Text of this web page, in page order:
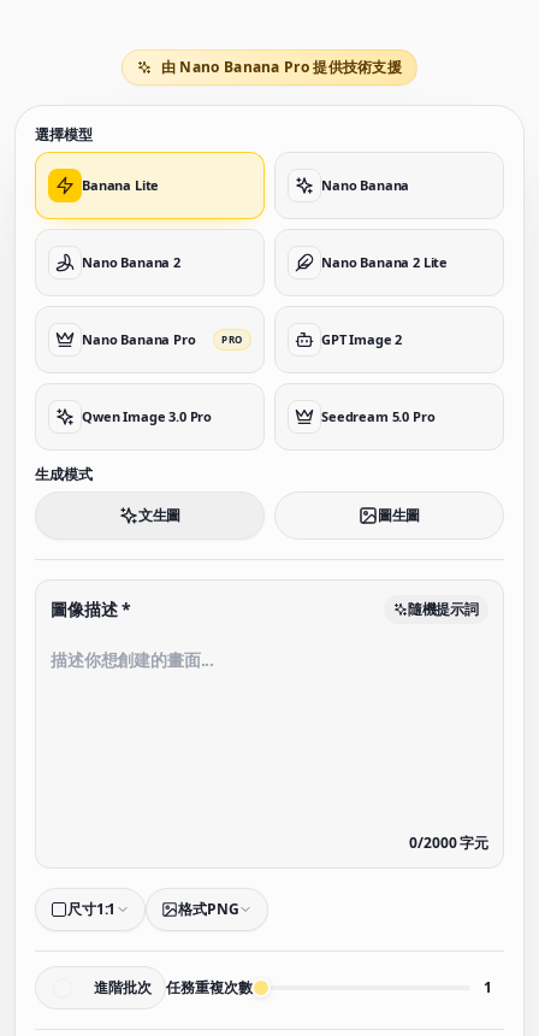
由 Nano Banana Pro 提供技術支援
選擇模型
Banana Lite Nano Banana
Nano Banana 2 Nano Banana 2 Lite
Nano Banana Pro PRO GPT Image 2
Qwen Image 3.0 Pro Seedream 5.0 Pro
生成模式
文生圖
圖生圖
圖像描述 * 隨機提示詞
0/2000字元
尺寸1:1 格式PNG
進階批次 任務重複次數 1